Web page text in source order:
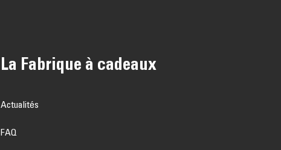
La Fabrique à cadeaux
Actualités
FAQ